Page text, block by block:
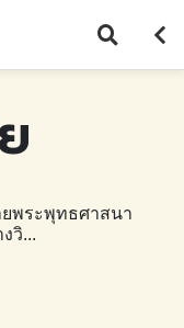
พระพุทธศาสนา
วิ...